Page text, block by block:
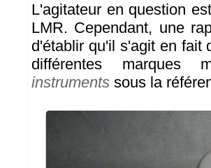
L'agitateur en question
LMR. Cependant, une
d'établir qu'il s'agit en fait
différentes
instruments sous la